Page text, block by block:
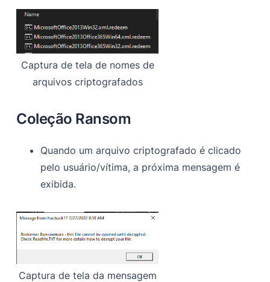
Captura de tela de nomes de
arquivos criptografados
Coleção Ransom
Quando um arquivo criptografado é clicado
pelo usuário/vítima, a próxima mensagem é
exibida.
Captura de tela da mensagem